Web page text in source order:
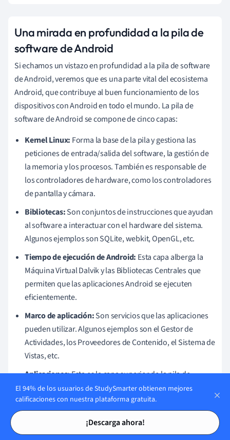
Tarjetas de estudio
Tarjetas de estudio
Una mirada en profundidad a la pila de
software de Android
Si echamos un vistazo en profundidad a la pila de software
de Android, veremos que es una parte vital del ecosistema
Android, que contribuye al buen funcionamiento de los
dispositivos con Android en todo el mundo. La pila de
software de Android se compone de cinco capas:
Kernel Linux: Forma la base de la pila y gestiona las
peticiones de entrada/salida del software, la gestión de
la memoria y los procesos. También es responsable de
los controladores de hardware, como los controladores
de pantalla y cámara.
Bibliotecas:Son conjuntos de instrucciones que ayudan
al software a interactuar con el hardware del sistema.
Algunos ejemplos son SQLite, webkit, OpenGL, etc.
Tiempo de ejecución de Android: Esta capa alberga la
Máquina Virtual Dalvik y las Bibliotecas Centrales que
permiten que las aplicaciones Android se ejecuten
eficientemente.
Marco de aplicación:Son servicios que las aplicaciones
pueden utilizar. Algunos ejemplos son el Gestor de
Actividades, los Proveedores de Contenido, el Sistema de
Vistas, etc.
Aplicaciones:Esta es la capa superior de la pila de
software, que abarca tanto las aplicaciones del sistema
preinstaladas como las aplicaciones descargadas de Play
Store.
Esta pila de componentes demuestra la arquitectura
El 94% de los usuarios de StudySmarter obtienen mejores
calificaciones con nuestra plataforma gratuita.
¡Descarga ahora!